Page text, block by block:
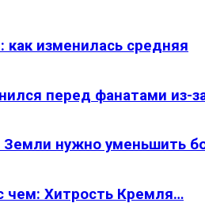
как изменилась средняя
перед фанатами из-
нужно уменьшить
чем: Хитрость Кремля…